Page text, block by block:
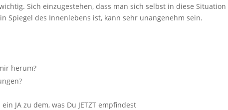
Sich einzugestehen, dass man sich selbst in diese Situation
Spiegel des Innenlebens ist, kann sehr unangenehm sein.
herum?
JA zu dem, was Du JETZT empfindest